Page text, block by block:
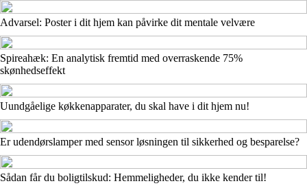
Advarsel: Poster i dit hjem kan påvirke dit mentale velvære
Spireahæk: En analytisk fremtid med overraskende 75%
skønhedseffekt
Uundgåelige køkkenapparater, du skal have i dit hjem nu!
Er udendørslamper med sensor løsningen til sikkerhed og besparelse?
Sådan får du boligtilskud: Hemmeligheder, du ikke kender til!